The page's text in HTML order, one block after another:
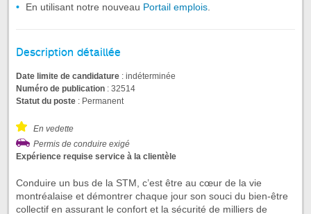
En utilisant notre nouveau Portail emplois
Description détaillée
Date limite de candidature : indéterminée
Numéro de publication : 32514
Statut du poste : Permanent
En vedette
Permis de conduire exigé
Expérience requise service à la clientèle
Conduire un bus de la STM, c’est être au cœur de la vie
montréalaise et démontrer chaque jour son souci du bien-être
collectif en assurant le confort et la sécurité de milliers de